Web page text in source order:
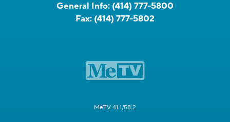
General Info: (414) 777-5800
Fax: (414) 777-5802
MeTV 41.1/58.2